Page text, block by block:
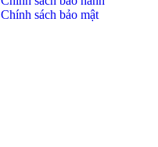
Chính sách bảo mật